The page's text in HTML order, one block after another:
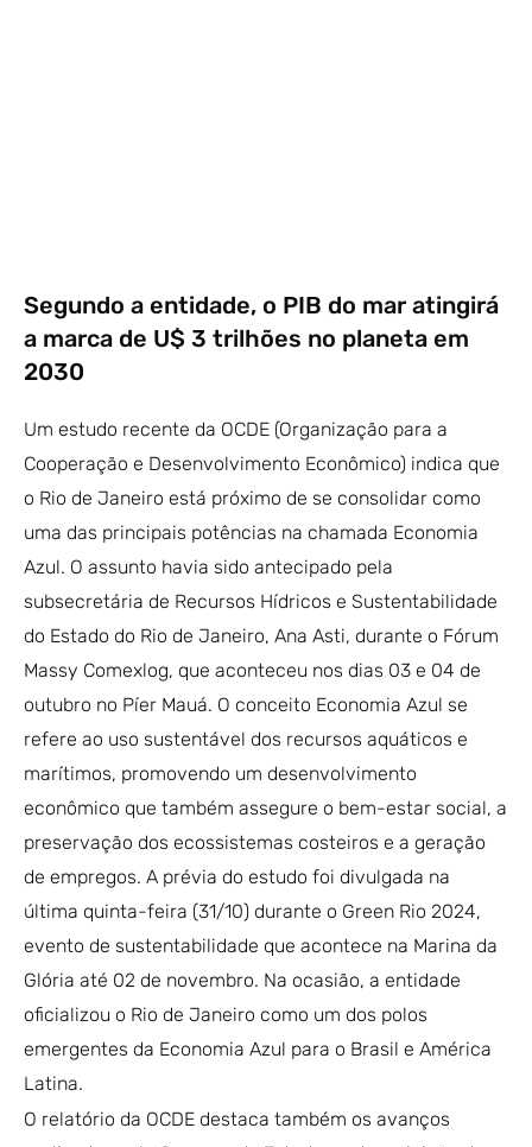
Segundo a entidade, o PIB do mar atingirá
a marca de U$ 3 trilhões no planeta em
2030
Um estudo recente da OCDE (Organização para a
Cooperação e Desenvolvimento Econômico) indica que
o Rio de Janeiro está próximo de se consolidar como
uma das principais potências na chamada Economia
Azul. O assunto havia sido antecipado pela
subsecretária de Recursos Hídricos e Sustentabilidade
do Estado do Rio de Janeiro, Ana Asti, durante o Fórum
Massy Comexlog, que aconteceu nos dias 03 e 04 de
outubro no Píer Mauá. O conceito Economia Azul se
refere ao uso sustentável dos recursos aquáticos e
marítimos, promovendo um desenvolvimento
econômico que também assegure o bem-estar social, a
preservação dos ecossistemas costeiros e a geração
de empregos. A prévia do estudo foi divulgada na
última quinta-feira (31/10) durante o Green Rio 2024,
evento de sustentabilidade que acontece na Marina da
Glória até 02 de novembro. Na ocasião, a entidade
oficializou o Rio de Janeiro como um dos polos
emergentes da Economia Azul para o Brasil e América
Latina.
O relatório da OCDE destaca também os avanços